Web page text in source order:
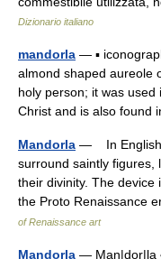
Dizionario italiano
mandorla — ▪
almond shaped aureole
holy person; it was
Christ and is also
Mandorla — In English,
surround saintly figures,
their divinity. The device
the Proto Renaissance
of Renaissance art
Mandorla — Mạn|dor|la